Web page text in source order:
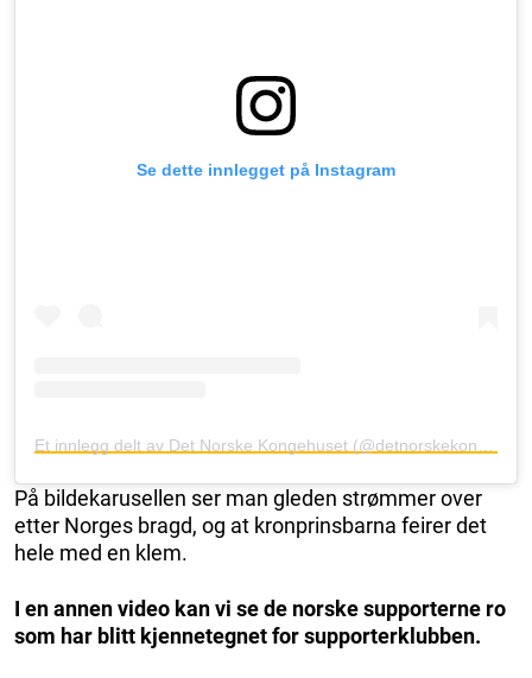
Se dette innlegget på Instagram
På bildekarusellen ser man gleden strømmer over
etter Norges bragd, og at kronprinsbarna feirer det
hele med en klem.
I en annen video kan vi se de norske supporterne ro
som har blitt kjennetegnet for supporterklubben.